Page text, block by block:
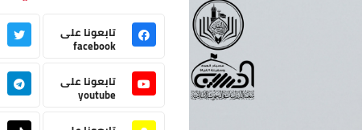
تابعونا على
facebook
تابعونا على
youtube